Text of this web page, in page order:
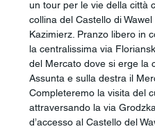
un tour per le vie della città
collina del Castello di
Kazimierz. Pranzo libero in
la centralissima via
del Mercato dove si erge la
Assunta e sulla destra il
Completeremo la visita del
attraversando la via
d’accesso al Castello del